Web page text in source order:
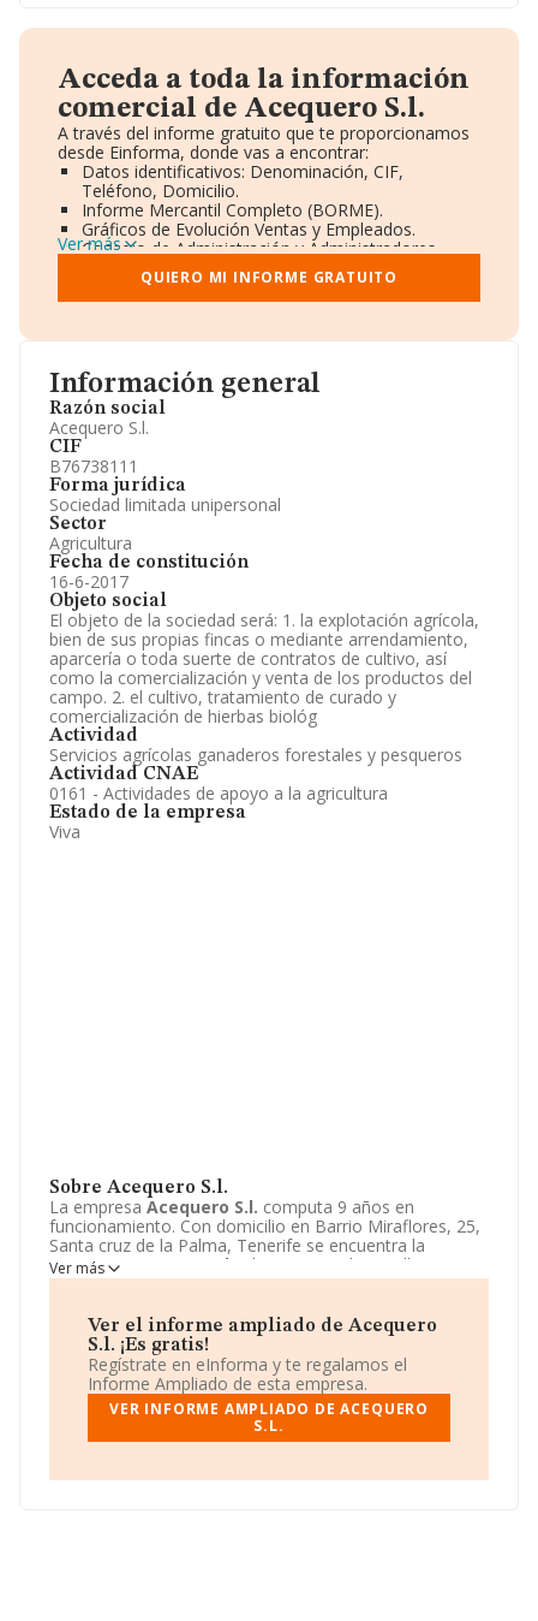
Información general
Razón social
Acequero S.l.
CIF
B76738111
Forma jurídica
Sociedad limitada unipersonal
Sector
Agricultura
Fecha de constitución
16-6-2017
Objeto social
El objeto de la sociedad será: 1. la explotación agrícola,
bien de sus propias fincas o mediante arrendamiento,
aparcería o toda suerte de contratos de cultivo, así
como la comercialización y venta de los productos del
campo. 2. el cultivo, tratamiento de curado y
comercialización de hierbas biológ
Actividad
Servicios agrícolas ganaderos forestales y pesqueros
Actividad CNAE
0161 - Actividades de apoyo a la agricultura
Estado de la empresa
Viva
Sobre Acequero S.l.
La empresa Acequero S.l. computa 9 años en
funcionamiento. Con domicilio en Barrio Miraflores, 25,
Santa cruz de la Palma, Tenerife se encuentra la
empresa
Acequero S.l.
. El CNAE que desarrolla es 0161
- Actividades de apoyo a la agricultura.Acequero S.l.
Ver más
Ver el informe ampliado de Acequero
S.l. ¡Es gratis!
Regístrate en eInforma y te regalamos el
Informe Ampliado de esta empresa.
VER INFORME AMPLIADO DE ACEQUERO
S.L.
Acceda a toda la información
comercial de Acequero S.l.
A través del informe gratuito que te proporcionamos
desde Einforma, donde vas a encontrar:
Datos identificativos: Denominación, CIF,
Teléfono, Domicilio.
Informe Mercantil Completo (BORME).
Gráficos de Evolución Ventas y Empleados.
Consejo de Administración y Administradores.
Directivos y Ejecutivos.
Accionistas.
Participaciones y Vinculaciones en otras empresas.
Información oficial y registral complementaria.
Ver más
QUIERO MI INFORME GRATUITO